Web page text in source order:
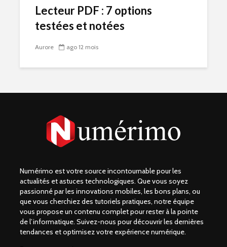
Lecteur PDF : 7 options
testées et notées
Aurore ago 12 mois
Numérimo est votre source incontournable pour les
actualités et astuces technologiques. Que vous soyez
passionné par les innovations mobiles, les bons plans, ou
que vous cherchiez des tutoriels pratiques, notre équipe
vous propose un contenu complet pour rester à la pointe
de l’informatique. Suivez-nous pour découvrir les dernières
tendances et optimisez votre expérience numérique.